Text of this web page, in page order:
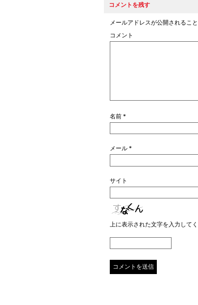
コメントを残す
メールアドレスが公開されること
コメント
名前 *
メール *
サイト
上に表示された文字を入力してく